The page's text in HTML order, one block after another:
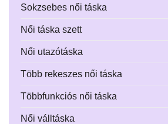
Sokzsebes női táska
Női táska szett
Női utazótáska
Több rekeszes női táska
Többfunkciós női táska
Női válltáska